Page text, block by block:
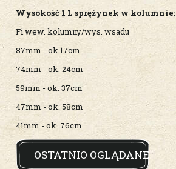
Wysokość 1 L sprężynek w kolumnie:
Fi wew. kolumny/wys. wsadu
87mm - ok.17cm
74mm - ok. 24cm
59mm - ok. 37cm
47mm - ok. 58cm
41mm - ok. 76cm
OSTATNIO OGLĄDANE